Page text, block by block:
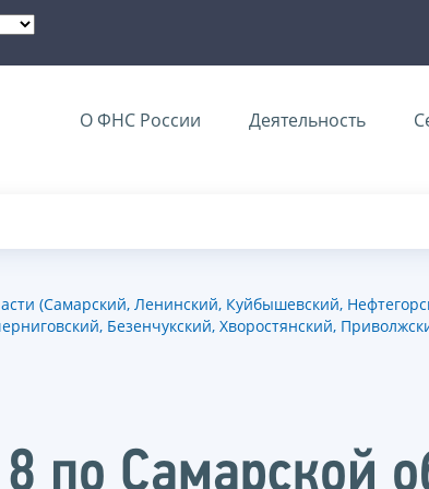
О ФНС России Деятельность
(Самарский, Ленинский, Куйбышевский,
Безенчукский, Хворостянский,
Самарской